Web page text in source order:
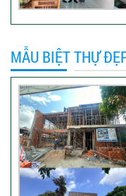
trọn
gói
MẪU BIỆT THỰ